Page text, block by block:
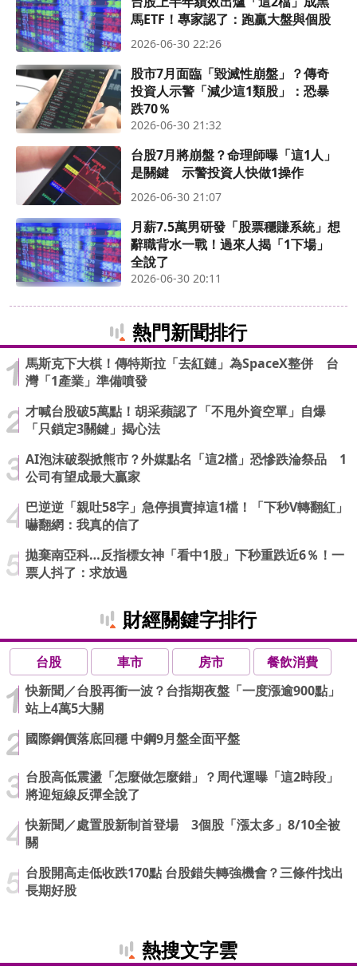
馬ETF！專家認了：跑贏大盤與個股
2026-06-30 22:26
股市7月面臨「毀滅性崩盤」？傳奇
投資人示警「減少這1類股」：恐暴
跌70％
2026-06-30 21:32
台股7月將崩盤？命理師曝「這1人」
是關鍵 示警投資人快做1操作
2026-06-30 21:07
月薪7.5萬男研發「股票穩賺系統」想
辭職背水一戰！過來人揭「1下場」
全說了
2026-06-30 20:11
熱門新聞排行
馬斯克下大棋！傳特斯拉「去紅鏈」為SpaceX整併 台
灣「1產業」準備噴發
才喊台股破5萬點！胡采蘋認了「不甩外資空單」自爆
「只鎖定3關鍵」揭心法
AI泡沫破裂掀熊市？外媒點名「這2檔」恐慘跌淪祭品 1
公司有望成最大贏家
巴逆逆「親吐58字」急停損賣掉這1檔！「下秒V轉翻紅」
嚇翻網：我真的信了
拋棄南亞科…反指標女神「看中1股」下秒重跌近6％！一
票人抖了：求放過
財經關鍵字排行
台股 車市 房市
餐飲消費
快新聞／台股再衝一波？台指期夜盤「一度漲逾900點」
站上4萬5大關
國際鋼價落底回穩 中鋼9月盤全面平盤
台股高低震盪「怎麼做怎麼錯」？周代運曝「這2時段」
將迎短線反彈全說了
快新聞／處置股新制首登場 3個股「漲太多」8/10全被
關
台股開高走低收跌170點 台股錯失轉強機會？三條件找出
長期好股
熱搜文字雲